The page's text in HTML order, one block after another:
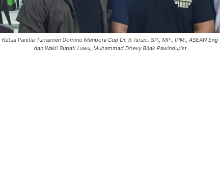
Ketua Panitia Turnamen Domino Menpora Cup Dr. Ir. Isrun., SP., MP., IPM., ASEAN Eng
dan Wakil Bupati Luwu, Muhammad Dhevy Bijak Pawindu/Ist